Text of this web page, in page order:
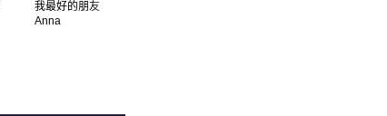
我最好的朋友
Anna